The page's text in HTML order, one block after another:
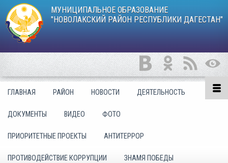
МУНИЦИПАЛЬНОЕ ОБРАЗОВАНИЕ
"НОВОЛАКСКИЙ РАЙОН РЕСПУБЛИКИ ДАГЕСТАН"
ГЛАВНАЯ РАЙОН НОВОСТИ ДЕЯТЕЛЬНОСТЬ
ДОКУМЕНТЫ ВИДЕО ФОТО
ПРИОРИТЕТНЫЕ ПРОЕКТЫ АНТИТЕРРОР
ПРОТИВОДЕЙСТВИЕ КОРРУПЦИИ ЗНАМЯ ПОБЕДЫ